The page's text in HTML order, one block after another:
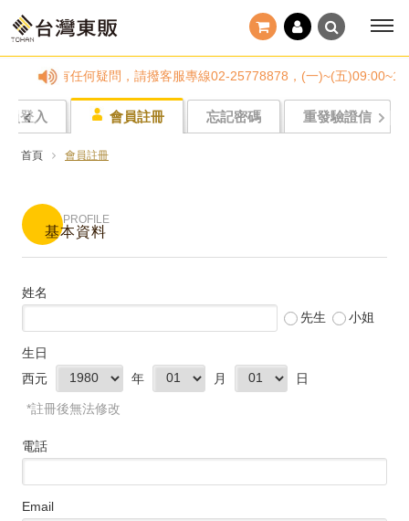
若訂單有任何疑問，請撥客服專線02-25778878，(一)~(五
員登入 會員註冊 忘記密碼 重發驗證信
首頁 會員註冊
PROFILE
基本資料
姓名
先生
小姐
生日
西元
年 月 日
*註冊後無法修改
電話
Email